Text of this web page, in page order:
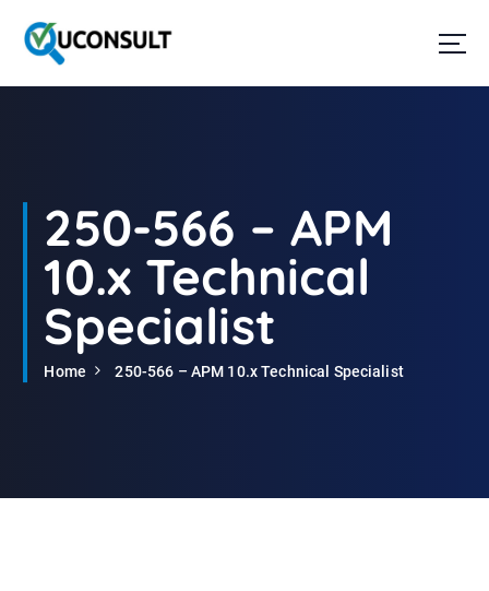
a
250-566 – APM
10.x Technical
Specialist
Home 250-566 – APM 10.x Technical Specialist